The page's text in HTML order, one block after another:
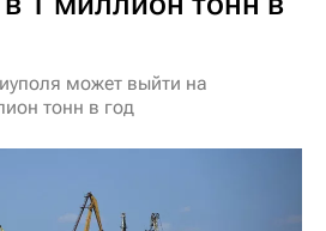
может выйти на
тонн в год